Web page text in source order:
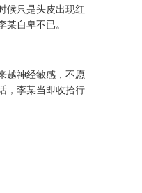
候只是头皮出现红
自卑不已。
越神经敏感，不愿
，李某当即收拾行